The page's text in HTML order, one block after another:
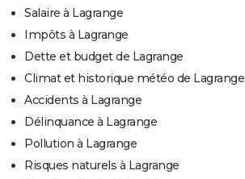
Salaire à Lagrange
Impôts à Lagrange
Dette et budget de Lagrange
Climat et historique météo de Lagrange
Accidents à Lagrange
Délinquance à Lagrange
Pollution à Lagrange
Risques naturels à Lagrange